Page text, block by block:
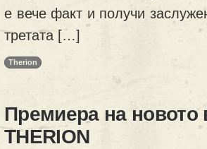
е вече факт и получи
третата […]
Therion
Премиера на новото
THERION